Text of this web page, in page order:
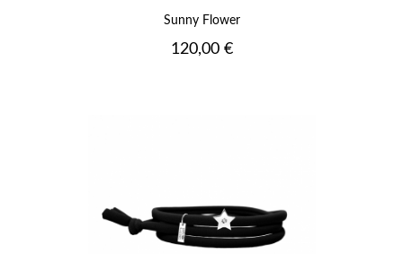
Sunny Flower
Prix
120,00 €